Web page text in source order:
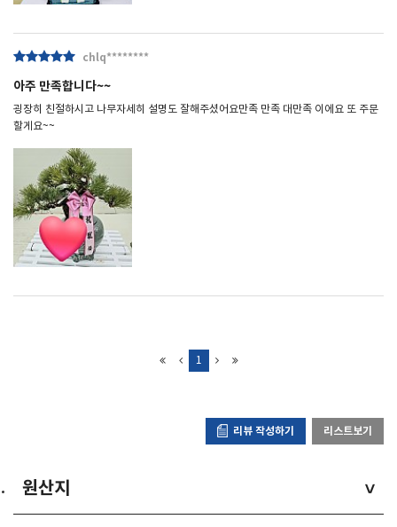
chlq********
아주 만족합니다~~
굉장히 친절하시고 나무자세히 설명도 잘해주셨어요만족 만족 대만족 이에요 또 주문
할게요~~
1
리뷰 작성하기 리스트보기
원산지 >